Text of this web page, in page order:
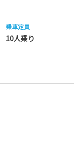
乗車定員
10人乗り